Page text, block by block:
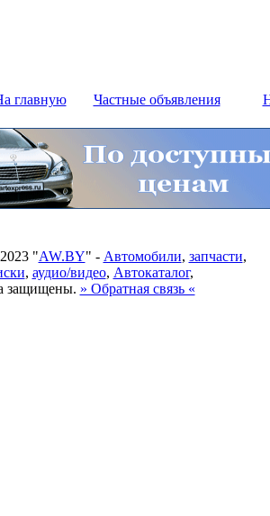
главную Частные объявления
"AW.BY" - Автомобили, запчасти,
, аудио/видео, Автокаталог,
защищены. » Обратная связь «